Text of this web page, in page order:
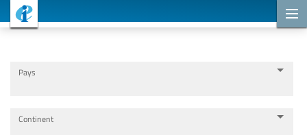
Pays
Continent